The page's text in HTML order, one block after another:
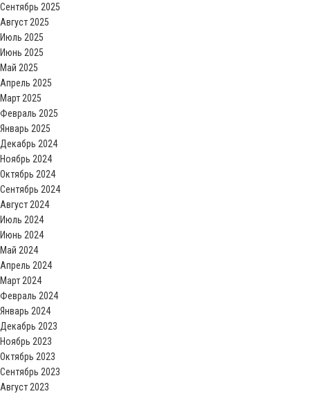
Сентябрь 2025
Август 2025
Июль 2025
Июнь 2025
Май 2025
Апрель 2025
Март 2025
Февраль 2025
Январь 2025
Декабрь 2024
Ноябрь 2024
Октябрь 2024
Сентябрь 2024
Август 2024
Июль 2024
Июнь 2024
Май 2024
Апрель 2024
Март 2024
Февраль 2024
Январь 2024
Декабрь 2023
Ноябрь 2023
Октябрь 2023
Сентябрь 2023
Август 2023